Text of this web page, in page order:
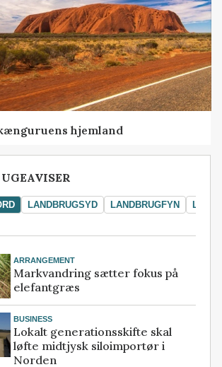
hjemland
LANDBRUGSYD LANDBRUGFYN
ARRANGEMENT
Markvandring sætter fokus på
elefantgræs
BUSINESS
Lokalt generationsskifte skal
løfte midtjysk siloimportør i
Norden